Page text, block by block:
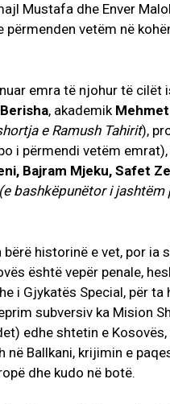
Mustafa dhe Enver
përmenden vetëm në
emra të njohur të
, akademik
e Ramush Tahirit),
i përmendi vetëm emrat),
Bajram Mjeku, Safet
bashkëpunëtor i
bërë historinë e vet, por ia
është vepër penale,
i Gjykatës Special, për
subversiv ka Mision
edhe shtetin e
Ballkani, krijimin e
dhe kudo në botë.